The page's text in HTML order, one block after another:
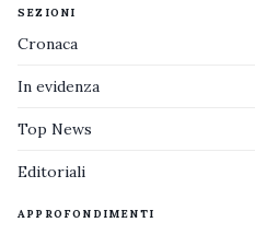
SEZIONI
Cronaca
In evidenza
Top News
Editoriali
APPROFONDIMENTI